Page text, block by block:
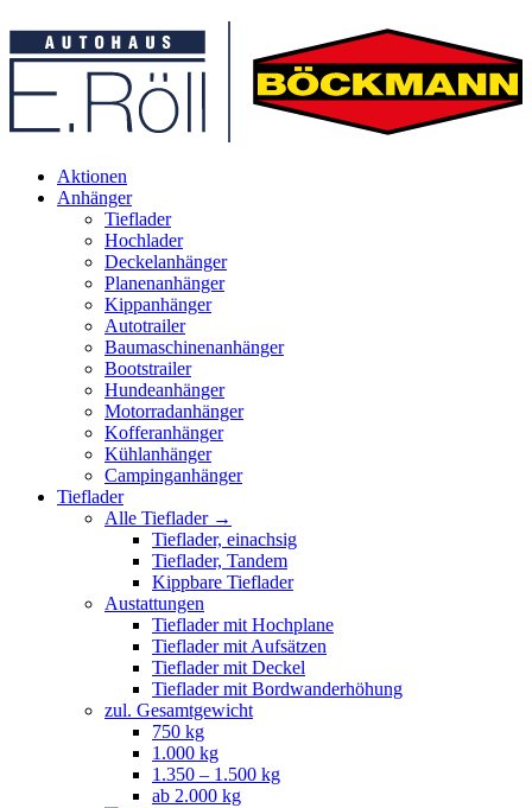
Aktionen
Anhänger
Tieflader
Hochlader
Deckelanhänger
Planenanhänger
Kippanhänger
Autotrailer
Baumaschinenanhänger
Bootstrailer
Hundeanhänger
Motorradanhänger
Kofferanhänger
Kühlanhänger
Campinganhänger
Tieflader
Alle Tieflader →
Tieflader, einachsig
Tieflader, Tandem
Kippbare Tieflader
Austattungen
Tieflader mit Hochplane
Tieflader mit Aufsätzen
Tieflader mit Deckel
Tieflader mit Bordwanderhöhung
zul. Gesamtgewicht
750 kg
1.000 kg
1.350 – 1.500 kg
ab 2.000 kg